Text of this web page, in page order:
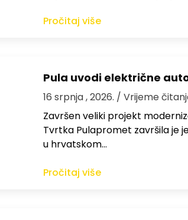
Pročitaj više
Pula uvodi električne
16 srpnja , 2026. / Vrijeme
Završen veliki projekt
Tvrtka Pulapromet završila je
u hrvatskom…
Pročitaj više